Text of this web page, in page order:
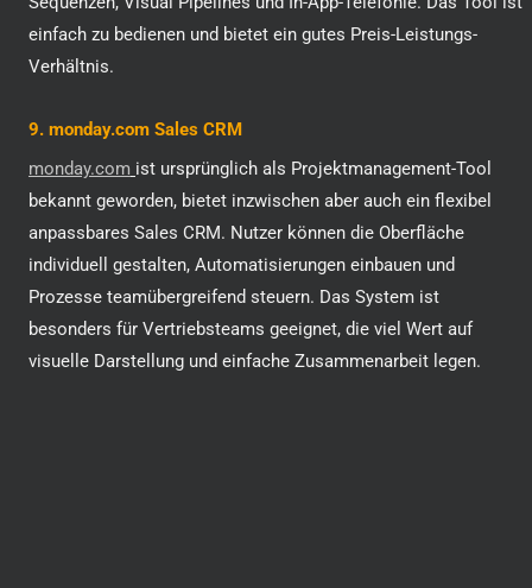
einfach zu bedienen und bietet ein gutes Preis-Leistungs-
Verhältnis.
9. monday.com Sales CRM
monday.com ist ursprünglich als Projektmanagement-Tool
bekannt geworden, bietet inzwischen aber auch ein flexibel
anpassbares Sales CRM. Nutzer können die Oberfläche
individuell gestalten, Automatisierungen einbauen und
Prozesse teamübergreifend steuern. Das System ist
besonders für Vertriebsteams geeignet, die viel Wert auf
visuelle Darstellung und einfache Zusammenarbeit legen.